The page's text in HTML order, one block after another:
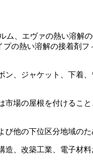
ム、エヴァの熱い溶解
の熱い溶解の接着剤
、ジャケット、下着
場の屋根を付けるこ
他の下位区分地域のた
、改築工業、電子材